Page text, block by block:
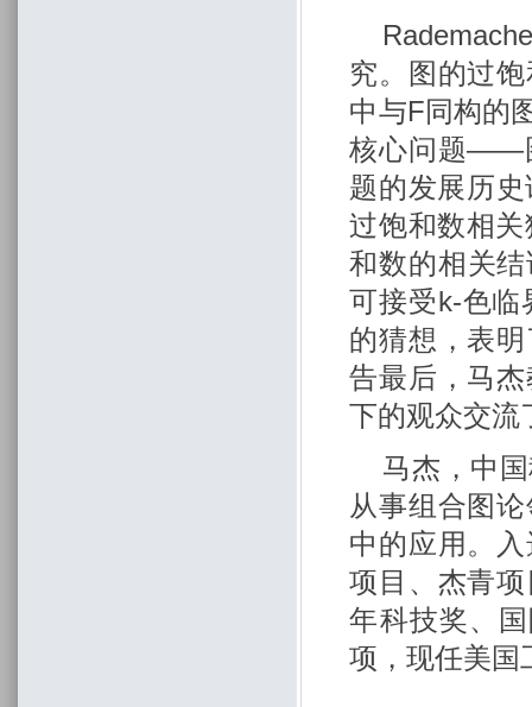
究。图的过
中与F同构的
核心问题——
题的发展历
过饱和数相
和数的相关
可接受k-色临
的猜想，表
告最后，马
下的观众交流
马杰，中
从事组合图
中的应用。
项目、杰青
年科技奖、
项，现任美国